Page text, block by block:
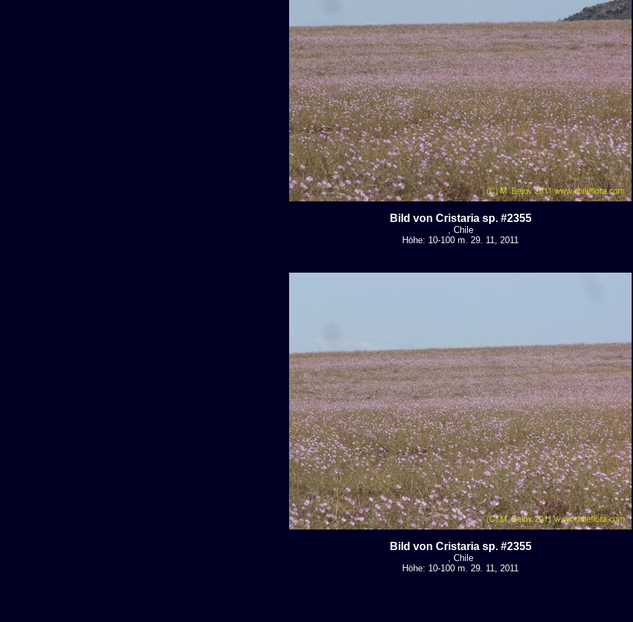
Bild von Cristaria sp. #2355
, Chile
Höhe: 10-100 m. 29. 11, 2011
Bild von Cristaria sp. #2355
, Chile
Höhe: 10-100 m. 29. 11, 2011